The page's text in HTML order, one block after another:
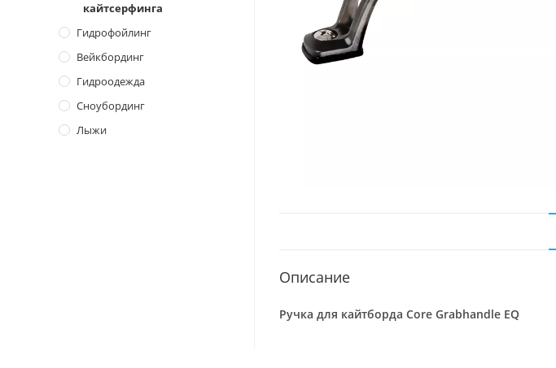
Описание
Ручка для кайтборда Core Grabhandle EQ
кайтсерфинга
Гидрофойлинг
Вейкбординг
Гидроодежда
Сноубординг
Лыжи